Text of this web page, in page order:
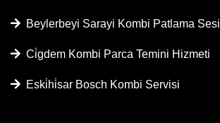
Beylerbeyi Sarayi Kombi Patlama Sesi
Ci̇gdem Kombi Parca Temini Hizmeti
Eski̇hi̇sar Bosch Kombi Servisi